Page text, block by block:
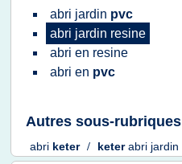
abri jardin pvc
abri jardin resine
abri en resine
abri en pvc
Autres sous-rubriques
abri keter / keterabri jardin